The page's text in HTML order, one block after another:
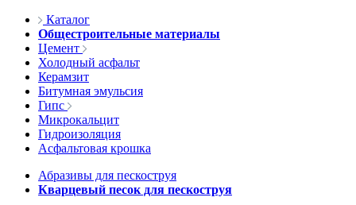
Каталог
Общестроительные материалы
Цемент
Холодный асфальт
Керамзит
Битумная эмульсия
Гипс
Микрокальцит
Гидроизоляция
Асфальтовая крошка
Абразивы для пескоструя
Кварцевый песок для пескоструя